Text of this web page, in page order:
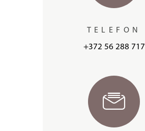
TELEFON
+372 56 288 717